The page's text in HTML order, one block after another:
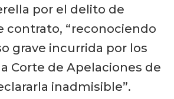
por el delito de
contrato, “reconociendo
grave incurrida por los
Corte de Apelaciones de
inadmisible”.